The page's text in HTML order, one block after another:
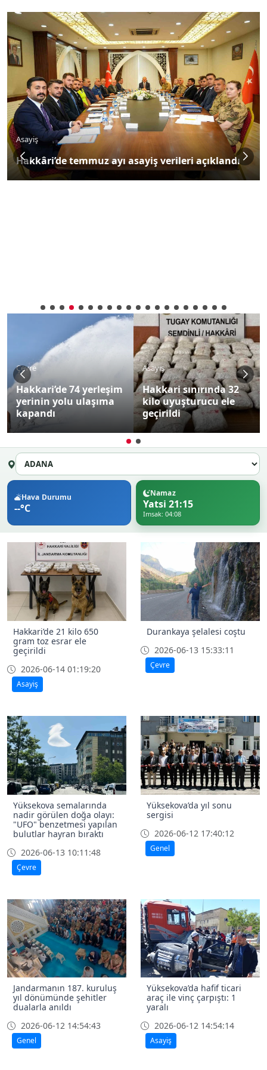
Asayiş
Hakkâri’de temmuz ayı asayiş verileri açıklandı
Çevre
Hakkari’de 74 yerleşim
yerinin yolu ulaşıma
kapandı
Asayiş
Hakkari sınırında 32
kilo uyuşturucu ele
geçirildi
Hava Durumu
--°C
Namaz
Yatsi 21:15
Imsak: 04:08
Hakkari’de 21 kilo 650
gram toz esrar ele
geçirildi
2026-06-14 01:19:20
Asayiş
Durankaya şelalesi coştu
2026-06-13 15:33:11
Çevre
Yüksekova semalarında
nadir görülen doğa olayı:
"UFO" benzetmesi yapılan
bulutlar hayran bıraktı
2026-06-13 10:11:48
Çevre
Yüksekova’da yıl sonu
sergisi
2026-06-12 17:40:12
Genel
Jandarmanın 187. kuruluş
yıl dönümünde şehitler
dualarla anıldı
2026-06-12 14:54:43
Genel
Yüksekova’da hafif ticari
araç ile vinç çarpıştı: 1
yaralı
2026-06-12 14:54:14
Asayiş